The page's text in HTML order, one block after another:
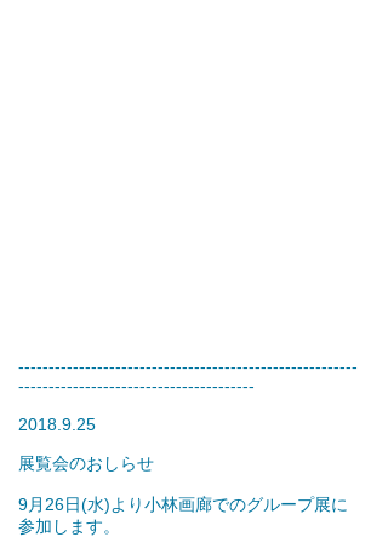
--------------------------------------------------------
---------------------------------------
2018.9.25
展覧会のおしらせ
9月26日(水)より小林画廊でのグループ展に
参加します。